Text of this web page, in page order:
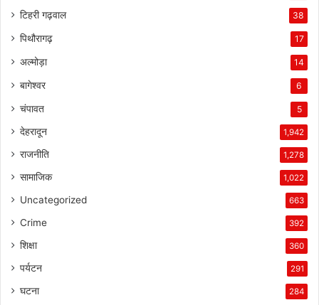
टिहरी गढ़वाल 38
पिथौरागढ़ 17
अल्मोड़ा 14
बागेश्वर 6
चंपावत 5
देहरादून 1,942
राजनीति 1,278
सामाजिक 1,022
Uncategorized 663
Crime 392
शिक्षा 360
पर्यटन 291
घटना 284